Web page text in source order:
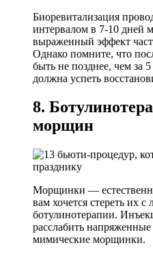
Биоревитализация
интервалом в 7-10 дней
выраженный эффект
Однако помните, что
быть не позднее, чем за
должна успеть
8.
морщин
Морщинки —
вам хочется стереть их
ботулинотерапии.
расслабить
мимические морщинки.